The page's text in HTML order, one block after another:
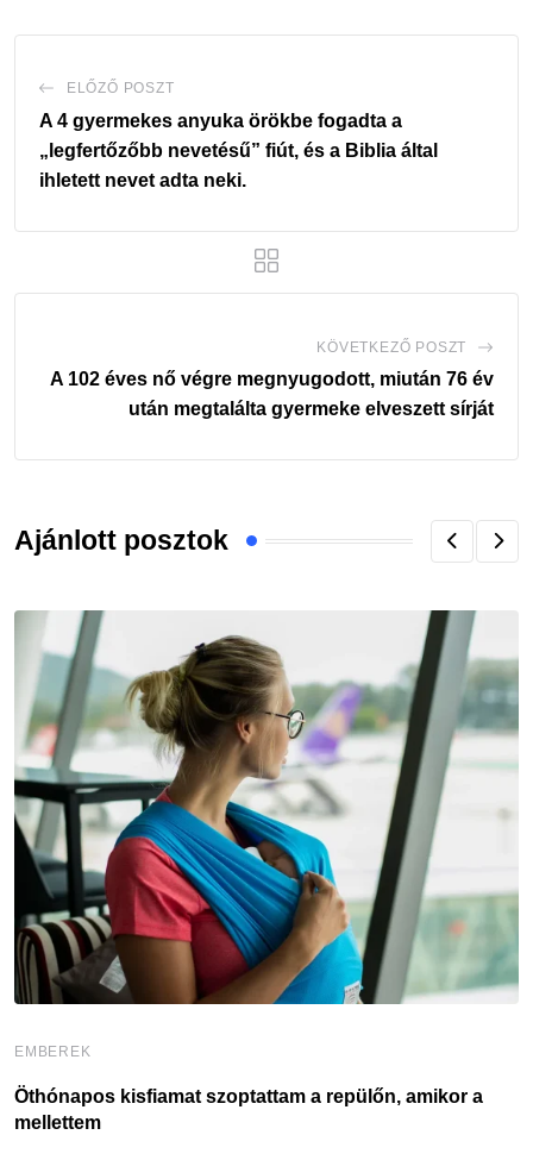
ELŐZŐ POSZT
A 4 gyermekes anyuka örökbe fogadta a
„legfertőzőbb nevetésű” fiút, és a Biblia által
ihletett nevet adta neki.
KÖVETKEZŐ POSZT
A 102 éves nő végre megnyugodott, miután 76 év
után megtalálta gyermeke elveszett sírját
Ajánlott posztok
EMBEREK
Öthónapos kisfiamat szoptattam a repülőn, amikor a
mellettem